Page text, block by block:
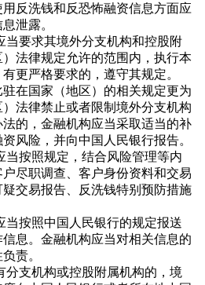
反洗钱和反恐怖融资信息方面应
泄露。
当要求其境外分支机构和控股附
法律规定允许的范围内，执行本
更严格要求的，遵守其规定。
在国家（地区）的相关规定更为
法律禁止或者限制境外分支机构
的，金融机构应当采取适当的补
风险，并向中国人民银行报告。
当按照规定，结合风险管理等内
尽职调查、客户身份资料和交易
交易报告、反洗钱特别预防措施
当按照中国人民银行的规定报送
息。金融机构应当对相关信息的
责。
分支机构或控股附属机构的，境